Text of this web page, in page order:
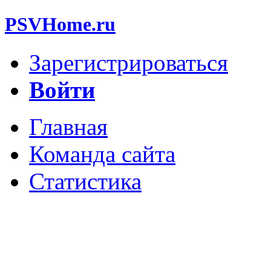
PSVHome.ru
Зарегистрироваться
Войти
Главная
Команда сайта
Статистика